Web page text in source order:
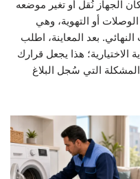
الجهاز نُقل أو تغير موضعه
أو التهوية، وهي
بعد المعاينة، اطلب
الاختيارية؛ هذا يجعل قرارك
التي سُجل البلاغ